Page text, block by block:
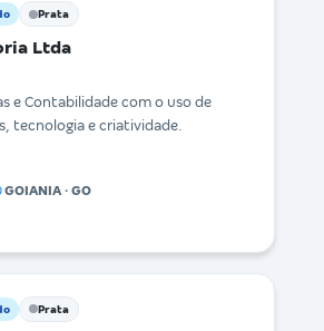
Prata
Ltda
e Contabilidade com o uso de
tecnologia e criatividade.
GOIANIA · GO
Prata